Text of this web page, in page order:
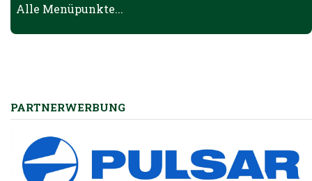
Nachtzielgeräten
Jagd ist Menschenrecht - Interview auf LT1
LJM Herbert Sieghartsleitner zu Gast in der "Linzer Torte"
Alle Menüpunkte...
PARTNERWERBUNG